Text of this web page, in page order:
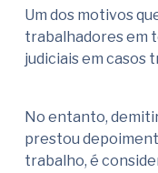
Um dos motivos
trabalhadores em
judiciais em casos
No entanto,
prestou
trabalho, é